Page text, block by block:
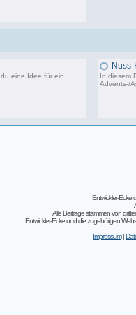
eine Idee für ein
Nuss-
In diesem
Advents-/
Entwickler-
Alle Beiträge stammen von
Entwickler-Ecke und die zugehörigen
Impressum|